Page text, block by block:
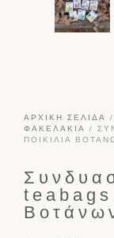
ΑΡΧΙΚΉ ΣΕΛΊΔΑ /
ΦΑΚΕΛΆΚΙΑ
/
ΠΟΙΚΙΛΊΑ
teabags